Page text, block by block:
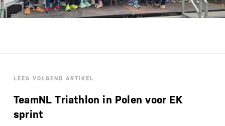
LEES VOLGEND ARTIKEL
TeamNL Triathlon in Polen voor EK
sprint